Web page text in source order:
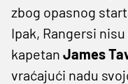
zbog opasnog
Ipak, Rangersi
kapetan James
vraćajući nadu